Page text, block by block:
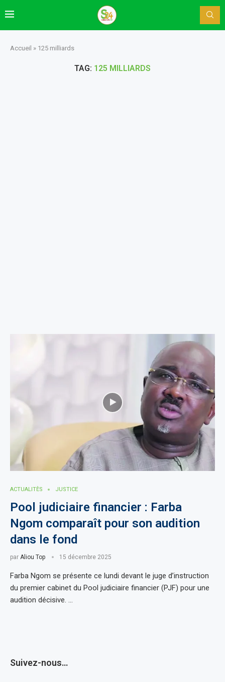
Accueil » 125 milliards
TAG: 125 MILLIARDS
ACTUALITÈS JUSTICE
Pool judiciaire financier : Farba
Ngom comparaît pour son audition
dans le fond
par Aliou Top 15 décembre 2025
Farba Ngom se présente ce lundi devant le juge d’instruction
du premier cabinet du Pool judiciaire financier (PJF) pour une
audition décisive. …
Suivez-nous…